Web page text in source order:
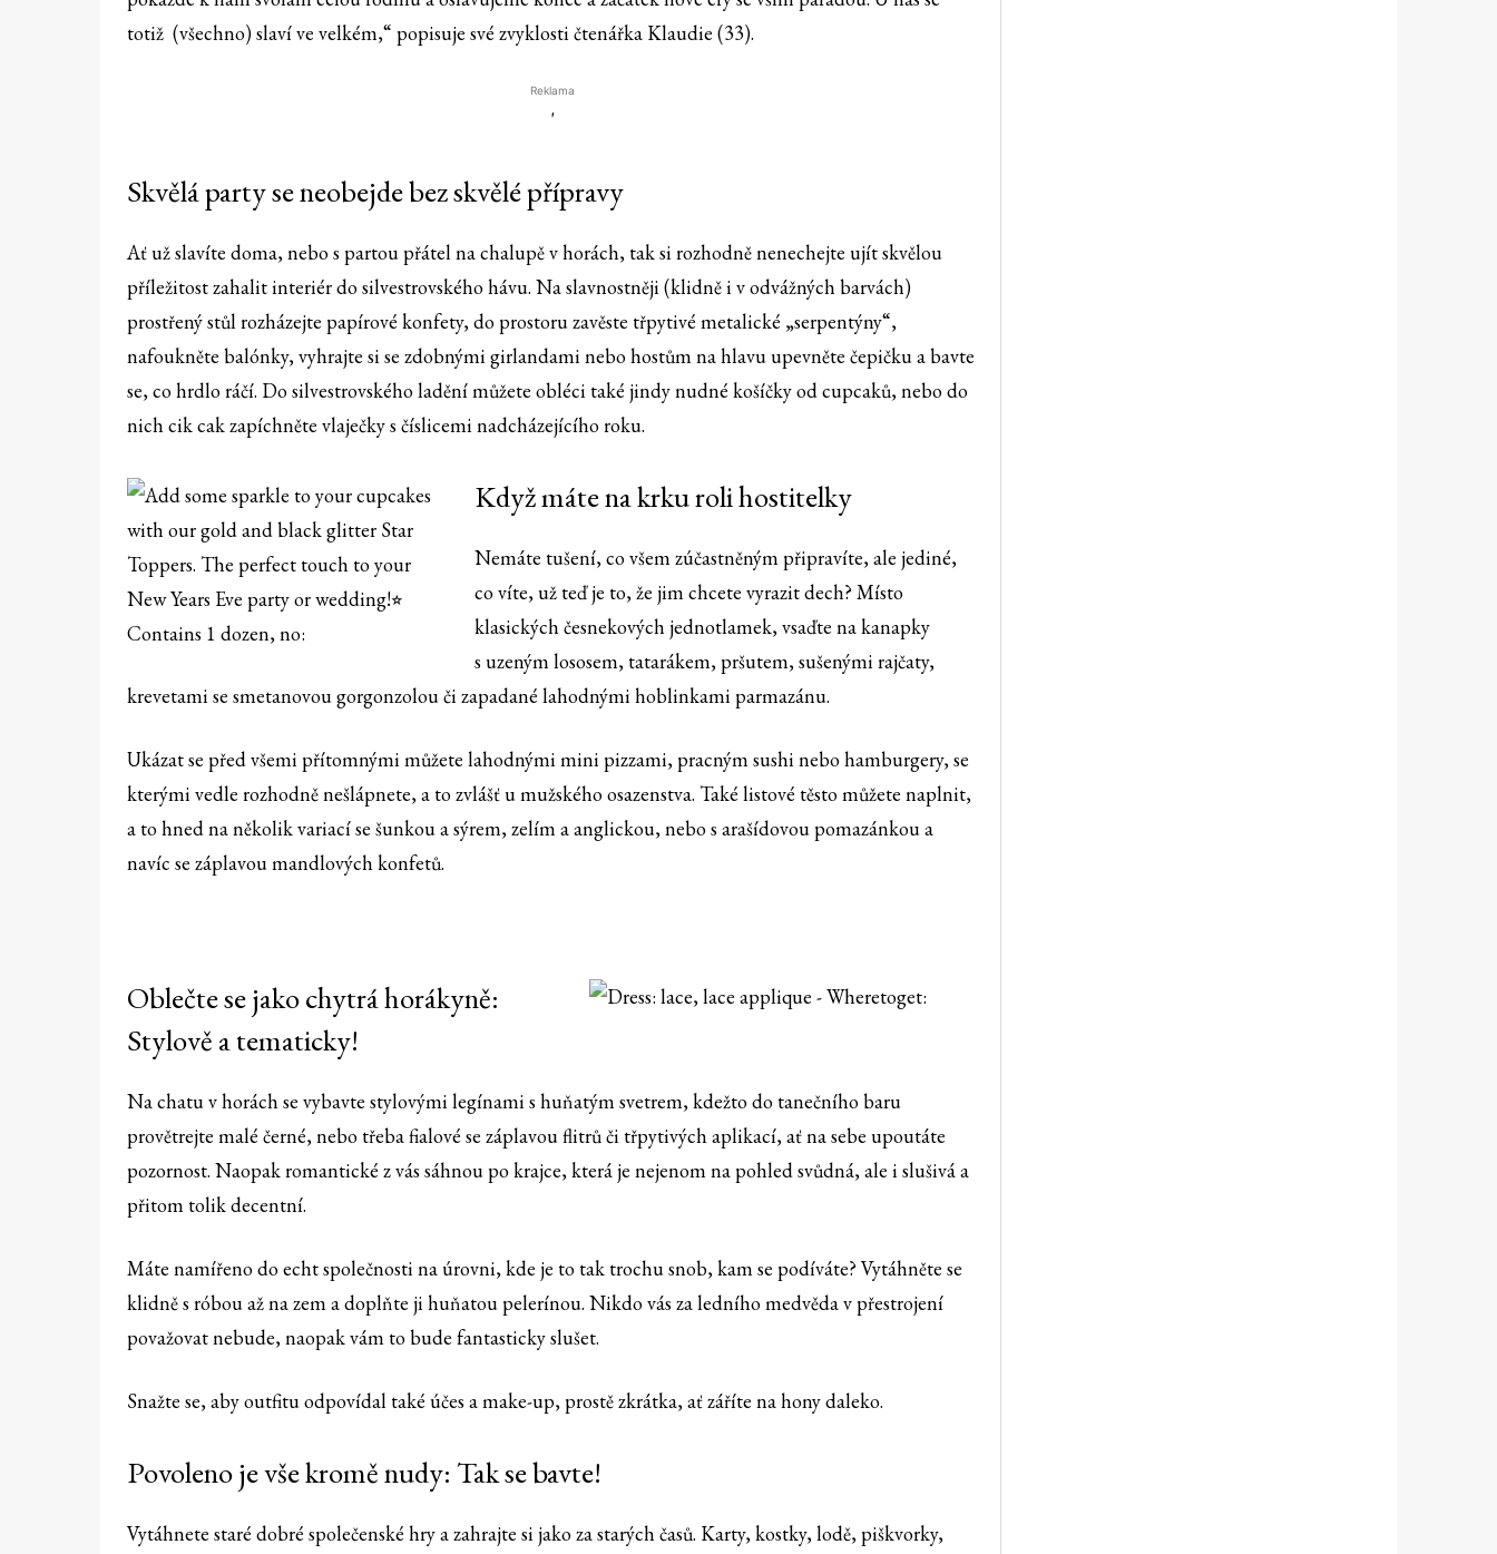
totiž (všechno) slaví ve velkém,“ popisuje své zvyklosti čtenářka Klaudie (33).
Reklama
'
Skvělá party se neobejde bez skvělé přípravy
Ať už slavíte doma, nebo s partou přátel na chalupě v horách, tak si rozhodně nenechejte ujít skvělou
příležitost zahalit interiér do silvestrovského hávu. Na slavnostněji (klidně i v odvážných barvách)
prostřený stůl rozházejte papírové konfety, do prostoru zavěste třpytivé metalické „serpentýny“,
nafoukněte balónky, vyhrajte si se zdobnými girlandami nebo hostům na hlavu upevněte čepičku a bavte
se, co hrdlo ráčí. Do silvestrovského ladění můžete obléci také jindy nudné košíčky od cupcaků, nebo do
nich cik cak zapíchněte vlaječky s číslicemi nadcházejícího roku.
Když máte na krku roli hostitelky
Nemáte tušení, co všem zúčastněným připravíte, ale jediné,
co víte, už teď je to, že jim chcete vyrazit dech? Místo
klasických česnekových jednotlamek, vsaďte na kanapky
s uzeným lososem, tatarákem, pršutem, sušenými rajčaty,
krevetami se smetanovou gorgonzolou či zapadané lahodnými hoblinkami parmazánu.
Ukázat se před všemi přítomnými můžete lahodnými mini pizzami, pracným sushi nebo hamburgery, se
kterými vedle rozhodně nešlápnete, a to zvlášť u mužského osazenstva. Také listové těsto můžete naplnit,
a to hned na několik variací se šunkou a sýrem, zelím a anglickou, nebo s arašídovou pomazánkou a
navíc se záplavou mandlových konfetů.
Oblečte se jako chytrá horákyně:
Stylově a tematicky!
Na chatu v horách se vybavte stylovými legínami s huňatým svetrem, kdežto do tanečního baru
provětrejte malé černé, nebo třeba fialové se záplavou flitrů či třpytivých aplikací, ať na sebe upoutáte
pozornost. Naopak romantické z vás sáhnou po krajce, která je nejenom na pohled svůdná, ale i slušivá a
přitom tolik decentní.
Máte namířeno do echt společnosti na úrovni, kde je to tak trochu snob, kam se podíváte? Vytáhněte se
klidně s róbou až na zem a doplňte ji huňatou pelerínou. Nikdo vás za ledního medvěda v přestrojení
považovat nebude, naopak vám to bude fantasticky slušet.
Snažte se, aby outfitu odpovídal také účes a make-up, prostě zkrátka, ať záříte na hony daleko.
Povoleno je vše kromě nudy: Tak se bavte!
Vytáhnete staré dobré společenské hry a zahrajte si jako za starých časů. Karty, kostky, lodě, piškvorky,